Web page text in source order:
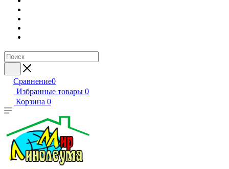
Сравнение0
Избранные товары 0
Корзина 0